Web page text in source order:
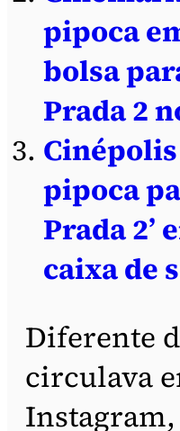
pipoca
bolsa
Prada 2
pipoca
Prada 2’
caixa de
Diferente
circulava